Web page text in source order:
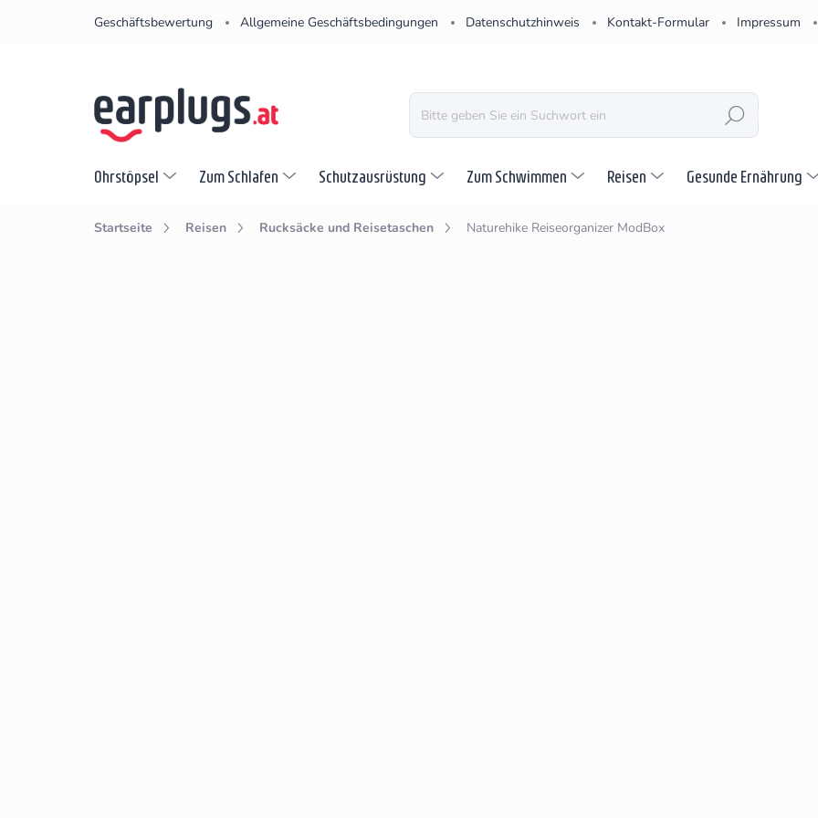
Geschäftsbewertung Allgemeine Geschäftsbedingungen Datenschutzhinweis Kontakt-Formular Impressum
SUCHEN
Ohrstöpsel Zum Schlafen Schutzausrüstung Zum Schwimmen Reisen Gesunde Ernährung
Startseite Reisen Rucksäcke und Reisetaschen Naturehike Reiseorganizer ModBox